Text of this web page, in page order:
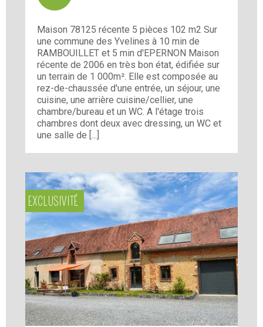
Maison 78125 récente 5 pièces 102 m2 Sur
une commune des Yvelines à 10 min de
RAMBOUILLET et 5 min d'EPERNON Maison
récente de 2006 en très bon état, édifiée sur
un terrain de 1 000m². Elle est composée au
rez-de-chaussée d'une entrée, un séjour, une
cuisine, une arrière cuisine/cellier, une
chambre/bureau et un WC. A l'étage trois
chambres dont deux avec dressing, un WC et
une salle de [...]
EXCLUSIVITÉ